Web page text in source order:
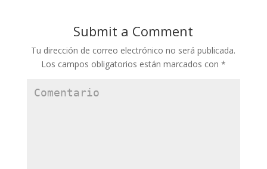
Submit a Comment
Tu dirección de correo electrónico no será publicada.
Los campos obligatorios están marcados con *